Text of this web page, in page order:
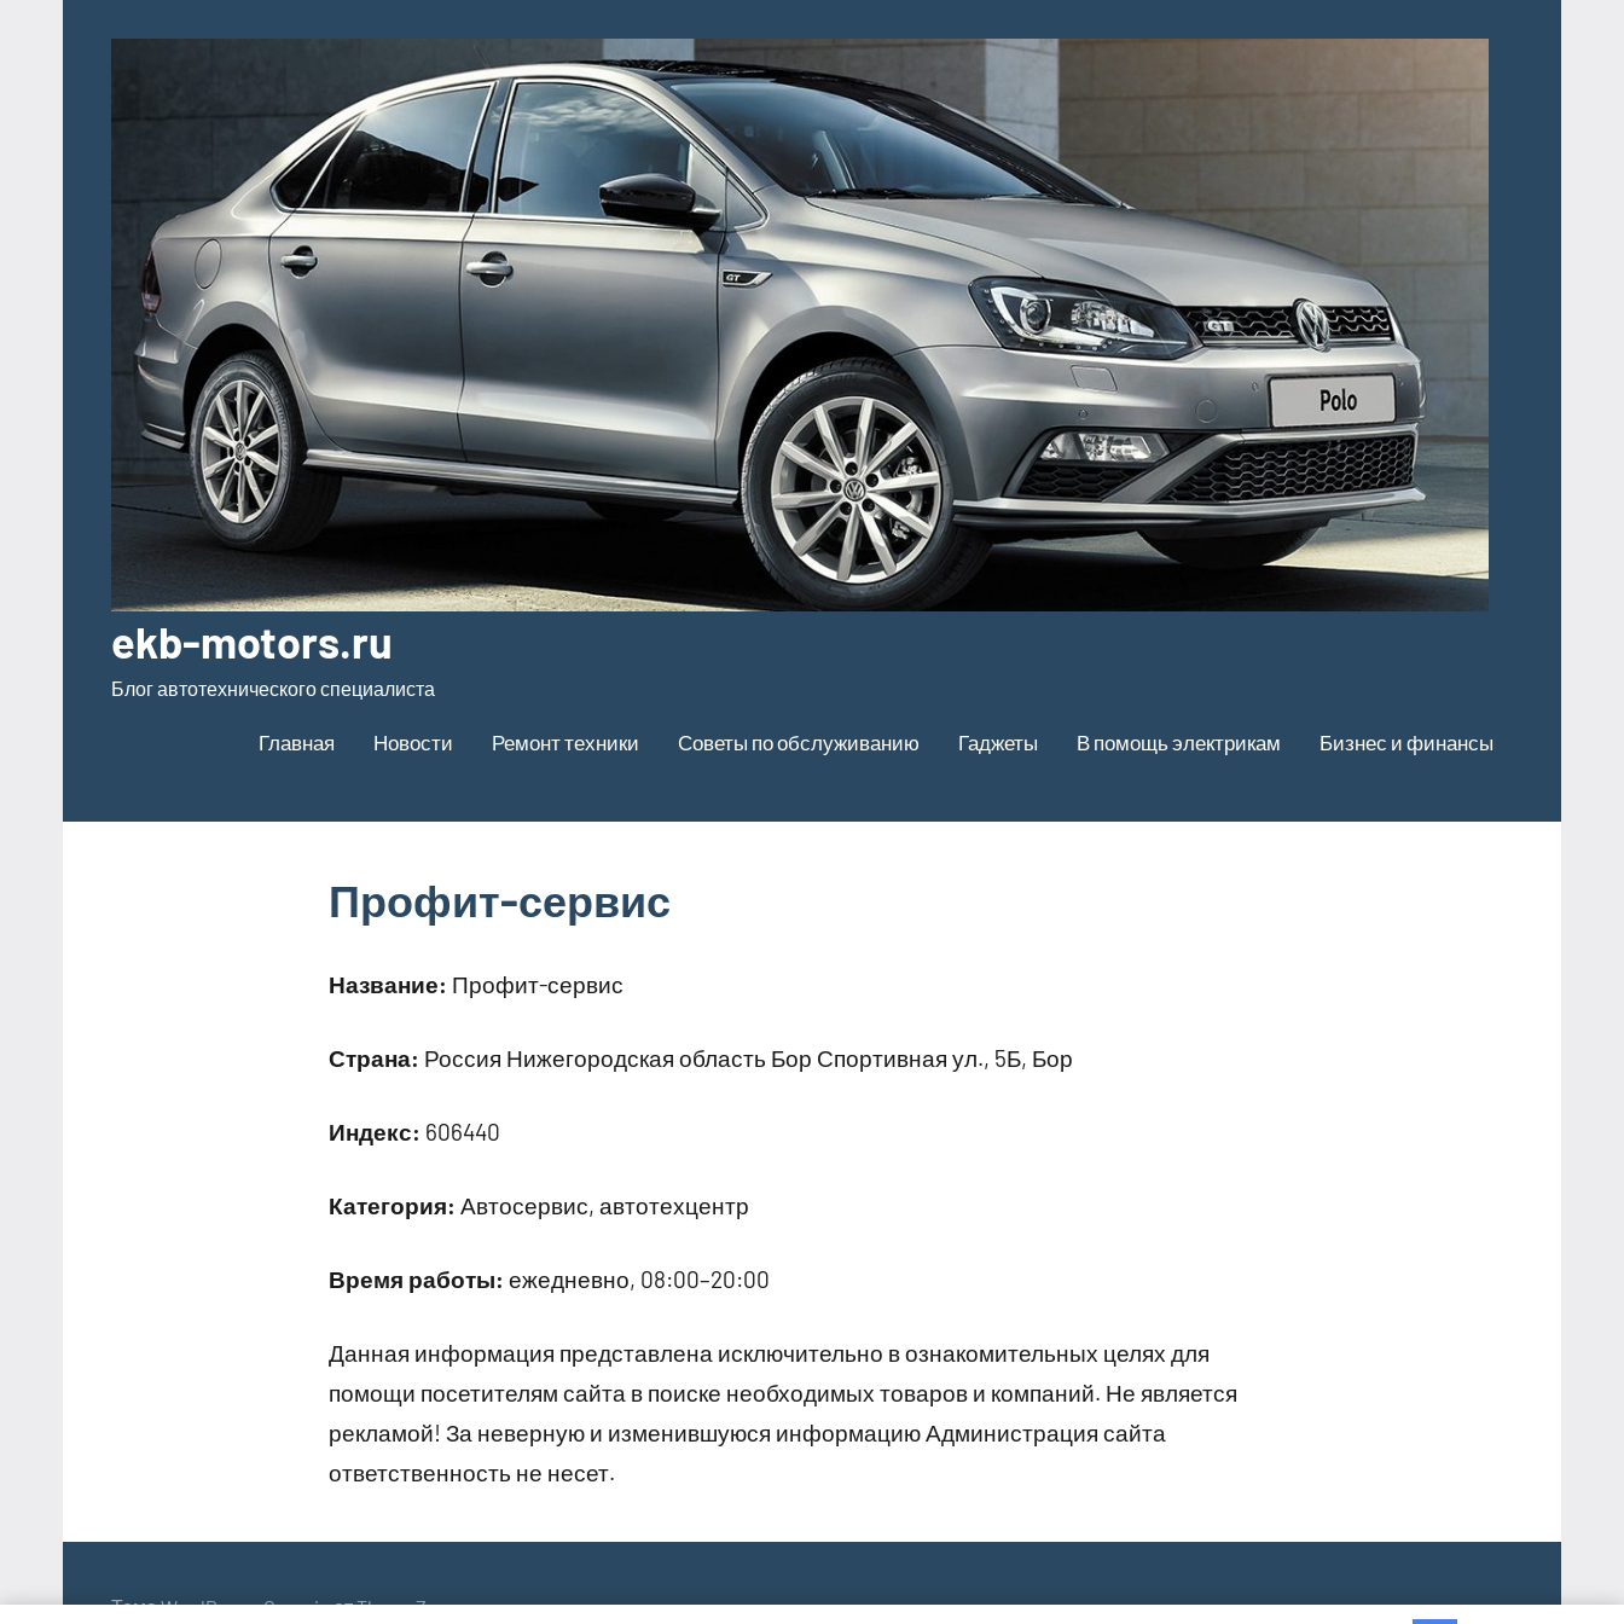
ekb-motors.ru
Блог автотехнического специалиста
Главная Новости Ремонт техники Советы по обслуживанию Гаджеты В помощь электрикам Бизнес и финансы
Профит-сервис
Название: Профит-сервис
Страна: Россия Нижегородская область Бор Спортивная ул., 5Б, Бор
Индекс: 606440
Категория: Автосервис, автотехцентр
Время работы: ежедневно, 08:00–20:00
Данная информация представлена исключительно в ознакомительных целях для
помощи посетителям сайта в поиске необходимых товаров и компаний. Не является
рекламой! За неверную и изменившуюся информацию Администрация сайта
ответственность не несет.
Тема WordPress: Occasio от ThemeZee.